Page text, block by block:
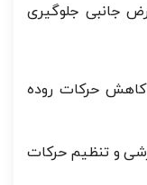
جانبی جلوگیری
کاهش حرکات روده
و تنظیم حرکات